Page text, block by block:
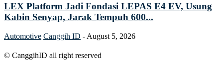
LEX Platform Jadi Fondasi LEPAS E4 EV, Usung
Kabin Senyap, Jarak Tempuh 600...
Automotive Canggih ID - August 5, 2026
© CanggihID all right reserved